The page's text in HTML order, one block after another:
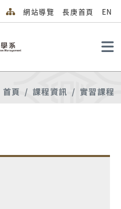
網站導覽 長庚首頁 EN
首頁 課程資訊 實習課程